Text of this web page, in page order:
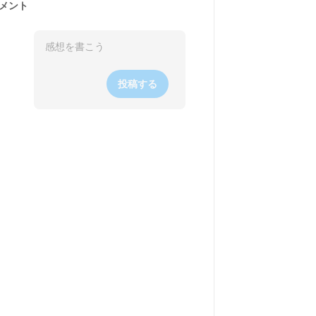
ント
投稿する